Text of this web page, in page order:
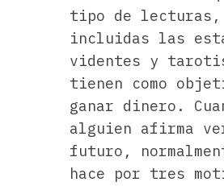
tipo de lecturas,
incluidas las
videntes y
tienen como
ganar dinero.
alguien afirma
futuro,
hace por tres